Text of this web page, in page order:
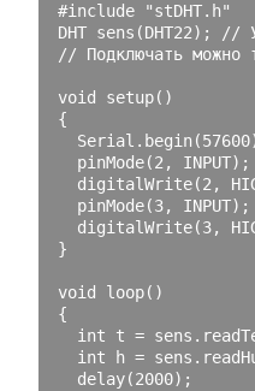
#include "stDHT.h"
DHT sens (DHT22);
//
// Подключать можно
void setup()
{
Serial . begin (57600
pinMode(2, INPUT);
digitalWrite(2,
pinMode(3, INPUT);
digitalWrite(3,
}
void loop()
{
int t = sens .
int h = sens .
delay(2000);